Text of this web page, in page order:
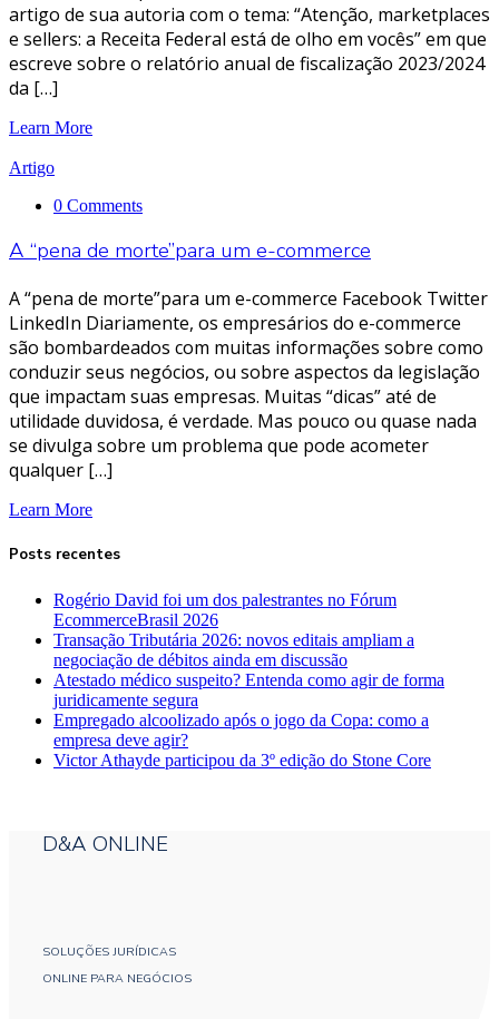
artigo de sua autoria com o tema: “Atenção, marketplaces
e sellers: a Receita Federal está de olho em vocês” em que
escreve sobre o relatório anual de fiscalização 2023/2024
da […]
Learn More
Artigo
0 Comments
A “pena de morte”para um e-commerce
A “pena de morte”para um e-commerce Facebook Twitter
LinkedIn Diariamente, os empresários do e-commerce
são bombardeados com muitas informações sobre como
conduzir seus negócios, ou sobre aspectos da legislação
que impactam suas empresas. Muitas “dicas” até de
utilidade duvidosa, é verdade. Mas pouco ou quase nada
se divulga sobre um problema que pode acometer
qualquer […]
Learn More
Posts recentes
Rogério David foi um dos palestrantes no Fórum
EcommerceBrasil 2026
Transação Tributária 2026: novos editais ampliam a
negociação de débitos ainda em discussão
Atestado médico suspeito? Entenda como agir de forma
juridicamente segura
Empregado alcoolizado após o jogo da Copa: como a
empresa deve agir?
Victor Athayde participou da 3º edição do Stone Core
D&A ONLINE
SOLUÇÕES JURÍDICAS
ONLINE PARA NEGÓCIOS